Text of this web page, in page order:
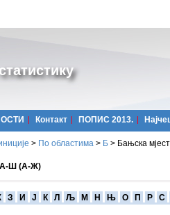
Контакт ПОПИС 2013.
> По областима > Б > Бањска
А-Ш (А-Ж)
З И Ј К Л Љ М Н Њ О П Р С